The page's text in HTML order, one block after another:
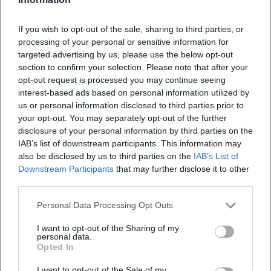
If you wish to opt-out of the sale, sharing to third parties, or
processing of your personal or sensitive information for
targeted advertising by us, please use the below opt-out
section to confirm your selection. Please note that after your
opt-out request is processed you may continue seeing
interest-based ads based on personal information utilized by
us or personal information disclosed to third parties prior to
your opt-out. You may separately opt-out of the further
disclosure of your personal information by third parties on the
IAB’s list of downstream participants. This information may
also be disclosed by us to third parties on the IAB’s List of
Downstream Participants that may further disclose it to other
Personal Data Processing Opt Outs
I want to opt-out of the Sharing of my
personal data.
Opted In
Lesungen, Liederzyklen und Rezitationen bilden eine
akustische Traditionslinie, die von historischen
Rundfunkproduktionen bis in die Streaming-Gegenwart
reicht. Besonders prominent steht „Leben in dieser Zeit“,
dessen Konzert- und Hörspielfassungen wiederholt
eingespielt wurden. Darüber hinaus reichen die Tonspuren
von Kinderhörspielen bis zu poetischen Alben, die seine
Gedichte neu interpretieren. Diese „Diskographie“ zeigt,
wie stark seine Sprache musikalisch denkt: klare
Phrasierung, melodische Reime, metrische Präzision,
szenische Pointen.
Musikalische Entwicklung und Stil: Neue Sachlichkeit trifft
Chanson
Sachlichkeit mit der Suggestion des Chansons. Seine
Gedichte arbeiten mit regelmäßigem Metrum,